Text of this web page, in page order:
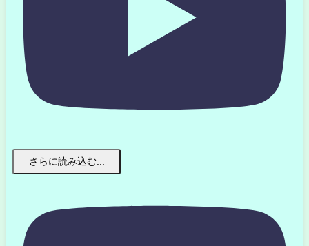
さらに読み込む...